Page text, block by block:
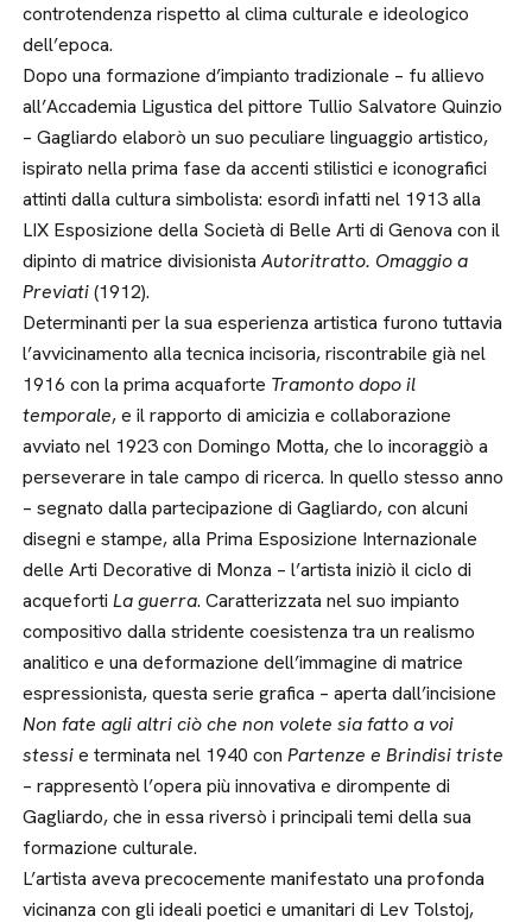
controtendenza rispetto al clima culturale e ideologico
dell’epoca.
Dopo una formazione d’impianto tradizionale – fu allievo
all’Accademia Ligustica del pittore Tullio Salvatore Quinzio
– Gagliardo elaborò un suo peculiare linguaggio artistico,
ispirato nella prima fase da accenti stilistici e iconografici
attinti dalla cultura simbolista: esordì infatti nel 1913 alla
LIX Esposizione della Società di Belle Arti di Genova con il
dipinto di matrice divisionistaAutoritratto. Omaggio a
Previati(1912).
Determinanti per la sua esperienza artistica furono tuttavia
l’avvicinamento alla tecnica incisoria, riscontrabile già nel
1916 con la prima acquaforte Tramonto dopo il
temporale, e il rapporto di amicizia e collaborazione
avviato nel 1923 con Domingo Motta, che lo incoraggiò a
perseverare in tale campo di ricerca. In quello stesso anno
– segnato dalla partecipazione di Gagliardo, con alcuni
disegni e stampe, alla Prima Esposizione Internazionale
delle Arti Decorative di Monza – l’artista iniziò il ciclo di
acquefortiLa guerra. Caratterizzata nel suo impianto
compositivo dalla stridente coesistenza tra un realismo
analitico e una deformazione dell’immagine di matrice
espressionista, questa serie grafica – aperta dall’incisione
Non fate agli altri ciò che non volete sia fatto a voi
stessie terminata nel 1940 conPartenze e Brindisi triste
– rappresentò l’opera più innovativa e dirompente di
Gagliardo, che in essa riversò i principali temi della sua
formazione culturale.
L’artista aveva precocemente manifestato una profonda
vicinanza con gli ideali poetici e umanitari di Lev Tolstoj,